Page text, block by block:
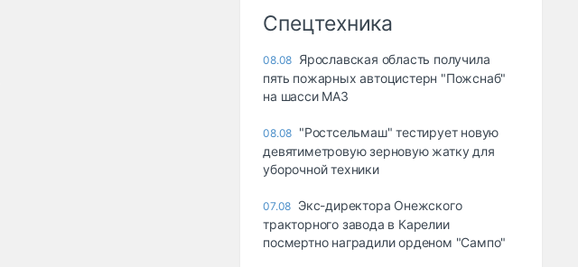
Спецтехника
08.08 Ярославская область получила
пять пожарных автоцистерн "Пожснаб"
на шасси МАЗ
08.08 "Ростсельмаш" тестирует новую
девятиметровую зерновую жатку для
уборочной техники
07.08 Экс-директора Онежского
тракторного завода в Карелии
посмертно наградили орденом "Сампо"